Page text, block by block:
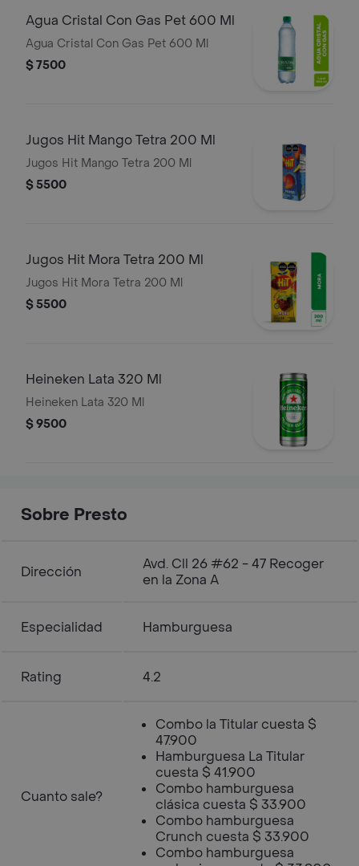
Agua Cristal Con Gas Pet 600 Ml
Agua Cristal Con Gas Pet 600 Ml
$ 7500
Jugos Hit Mango Tetra 200 Ml
Jugos Hit Mango Tetra 200 Ml
$ 5500
Jugos Hit Mora Tetra 200 Ml
Jugos Hit Mora Tetra 200 Ml
$ 5500
Heineken Lata 320 Ml
Heineken Lata 320 Ml
$ 9500
Sobre Presto
Dirección
Avd. Cll 26 #62 - 47 Recoger
en la Zona A
Especialidad Hamburguesa
Rating 4.2
Cuanto sale?
Combo la Titular cuesta $
47.900
Hamburguesa La Titular
cuesta $ 41.900
Combo hamburguesa
clásica cuesta $ 33.900
Combo hamburguesa
Crunch cuesta $ 33.900
Combo hamburguesa